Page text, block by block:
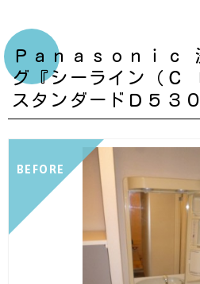
Ｐａｎａｓｏｎｉｃ
グ『シーライン（Ｃ
スタンダードＤ５３
BEFORE